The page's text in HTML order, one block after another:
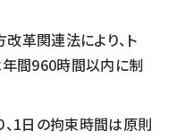
革関連法により、ト
年間960時間以内に制
1日の拘束時間は原則